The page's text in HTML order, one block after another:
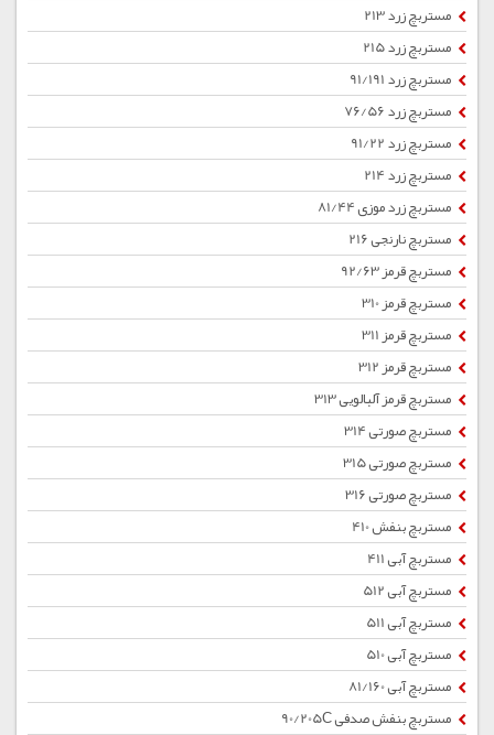
مستربچ زرد 213
مستربچ زرد 215
مستربچ زرد 91/191
مستربچ زرد 76/56
مستربچ زرد 91/22
مستربچ زرد 214
مستربچ زرد موزی 81/44
مستربچ نارنجی 216
مستربچ قرمز 92/63
مستربچ قرمز 310
مستربچ قرمز 311
مستربچ قرمز 312
مستربچ قرمز آلبالویی 313
مستربچ صورتی 314
مستربچ صورتی 315
مستربچ صورتی 316
مستربچ بنفش 410
مستربچ آبی 411
مستربچ آبی 512
مستربچ آبی 511
مستربچ آبی 510
مستربچ آبی 81/160
مستربچ بنفش صدفی 90/205C